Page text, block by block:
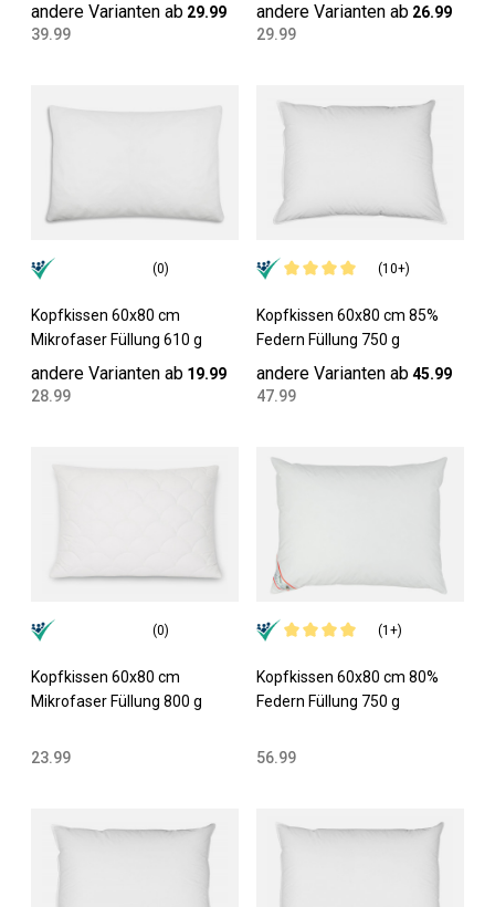
andere Varianten ab 29.99
39.99
andere Varianten ab 26.99
29.99
(0)
Kopfkissen 60x80 cm
Mikrofaser Füllung 610 g
andere Varianten ab 19.99
28.99
(10+)
Kopfkissen 60x80 cm 85%
Federn Füllung 750 g
andere Varianten ab45.99
47.99
(0)
Kopfkissen 60x80 cm
Mikrofaser Füllung 800 g
23.99
(1+)
Kopfkissen 60x80 cm 80%
Federn Füllung 750 g
56.99